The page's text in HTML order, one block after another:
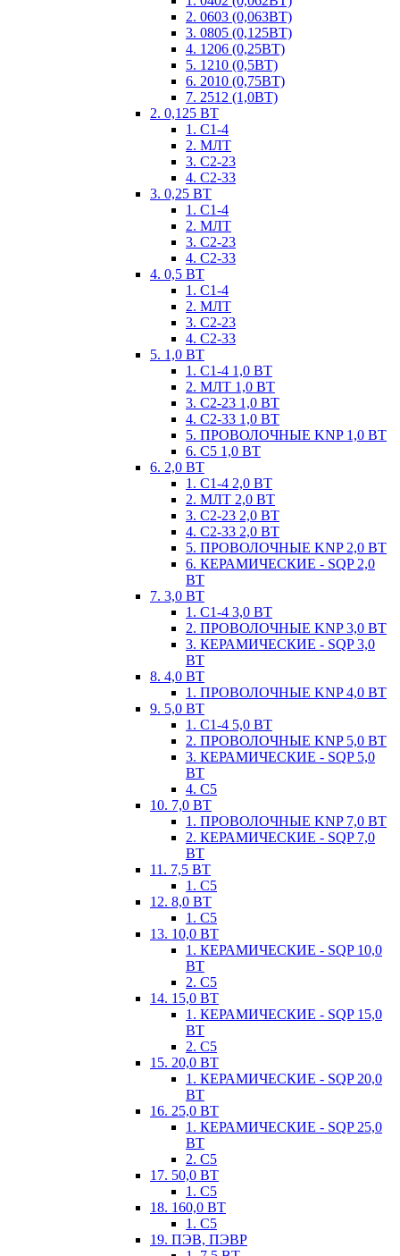
2. 0603 (0,063ВТ)
3. 0805 (0,125ВТ)
4. 1206 (0,25ВТ)
5. 1210 (0,5ВТ)
6. 2010 (0,75ВТ)
7. 2512 (1,0ВТ)
2. 0,125 ВТ
1. С1-4
2. МЛТ
3. С2-23
4. С2-33
3. 0,25 ВТ
1. С1-4
2. МЛТ
3. С2-23
4. С2-33
4. 0,5 ВТ
1. С1-4
2. МЛТ
3. С2-23
4. С2-33
5. 1,0 ВТ
1. С1-4 1,0 ВТ
2. МЛТ 1,0 ВТ
3. С2-23 1,0 ВТ
4. С2-33 1,0 ВТ
5. ПРОВОЛОЧНЫЕ KNP 1,0 ВТ
6. С5 1,0 ВТ
6. 2,0 ВТ
1. С1-4 2,0 ВТ
2. МЛТ 2,0 ВТ
3. С2-23 2,0 ВТ
4. С2-33 2,0 ВТ
5. ПРОВОЛОЧНЫЕ KNP 2,0 ВТ
6. КЕРАМИЧЕСКИЕ - SQP 2,0
ВТ
7. 3,0 ВТ
1. С1-4 3,0 ВТ
2. ПРОВОЛОЧНЫЕ KNP 3,0 ВТ
3. КЕРАМИЧЕСКИЕ - SQP 3,0
ВТ
8. 4,0 ВТ
1. ПРОВОЛОЧНЫЕ KNP 4,0 ВТ
9. 5,0 ВТ
1. С1-4 5,0 ВТ
2. ПРОВОЛОЧНЫЕ KNP 5,0 ВТ
3. КЕРАМИЧЕСКИЕ - SQP 5,0
ВТ
4. С5
10. 7,0 ВТ
1. ПРОВОЛОЧНЫЕ KNP 7,0 ВТ
2. КЕРАМИЧЕСКИЕ - SQP 7,0
ВТ
11. 7,5 ВТ
1. С5
12. 8,0 ВТ
1. С5
13. 10,0 ВТ
1. КЕРАМИЧЕСКИЕ - SQP 10,0
ВТ
2. С5
14. 15,0 ВТ
1. КЕРАМИЧЕСКИЕ - SQP 15,0
ВТ
2. С5
15. 20,0 ВТ
1. КЕРАМИЧЕСКИЕ - SQP 20,0
ВТ
16. 25,0 ВТ
1. КЕРАМИЧЕСКИЕ - SQP 25,0
ВТ
2. С5
17. 50,0 ВТ
1. С5
18. 160,0 ВТ
1. С5
19. ПЭВ, ПЭВР